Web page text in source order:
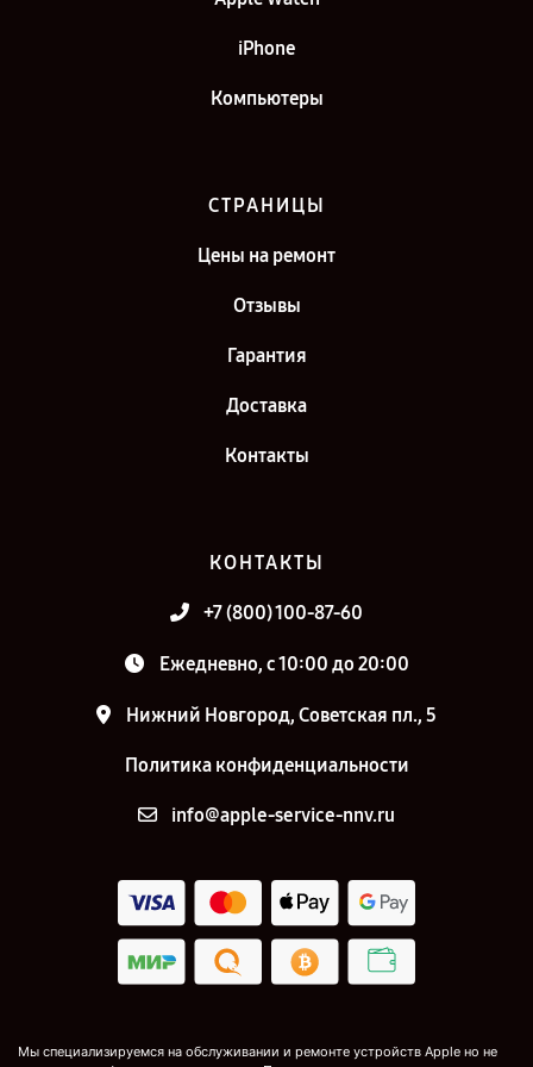
iPhone
Компьютеры
СТРАНИЦЫ
Цены на ремонт
Отзывы
Гарантия
Доставка
Контакты
КОНТАКТЫ
+7 (800) 100-87-60
Ежедневно, с 10:00 до 20:00
Нижний Новгород, Советская пл., 5
Политика конфиденциальности
info@apple-service-nnv.ru
Мы специализируемся на обслуживании и ремонте устройств Apple но не